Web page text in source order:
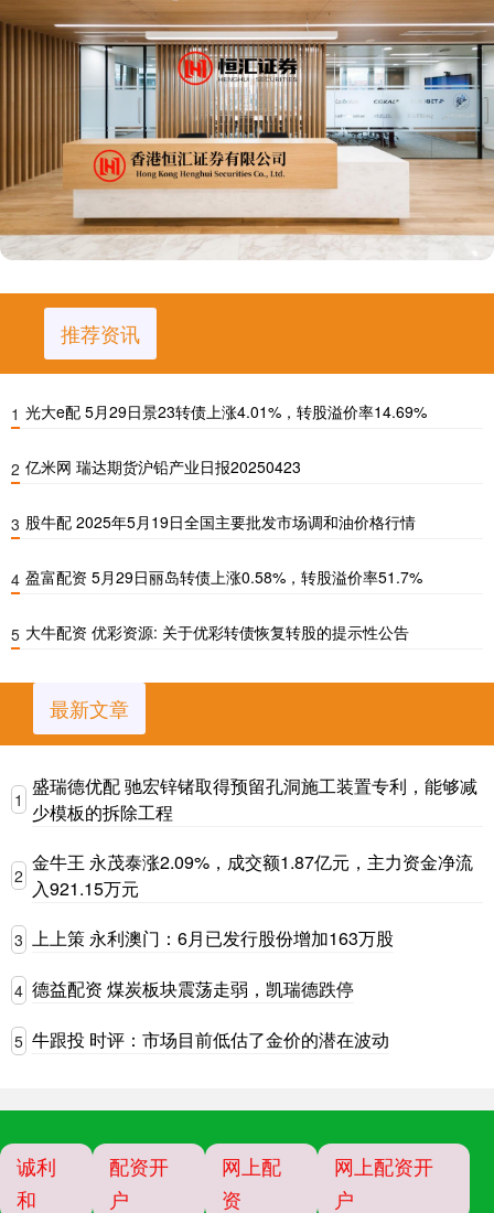
推荐资讯
1 光大e配 5月29日景23转债上涨4.01%，转股溢价率14.69%
2 亿米网 瑞达期货沪铅产业日报20250423
3 股牛配 2025年5月19日全国主要批发市场调和油价格行情
4 盈富配资 5月29日丽岛转债上涨0.58%，转股溢价率51.7%
5 大牛配资 优彩资源: 关于优彩转债恢复转股的提示性公告
最新文章
1
盛瑞德优配 驰宏锌锗取得预留孔洞施工装置专利，能够减
少模板的拆除工程
2
金牛王 永茂泰涨2.09%，成交额1.87亿元，主力资金净流
入921.15万元
3 上上策 永利澳门：6月已发行股份增加163万股
4 德益配资 煤炭板块震荡走弱，凯瑞德跌停
5 牛跟投 时评：市场目前低估了金价的潜在波动
诚利
和
配资开
户
网上配
资
网上配资开
户